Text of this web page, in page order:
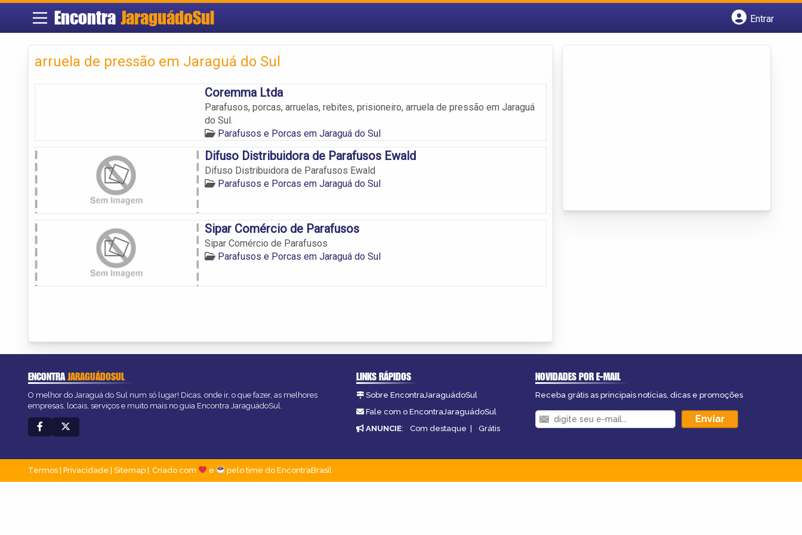
Encontra JaraguádoSul
Entrar
arruela de pressão em Jaraguá do Sul
Coremma Ltda
Parafusos, porcas, arruelas, rebites, prisioneiro, arruela de pressão em Jaraguá
do Sul.
Parafusos e Porcas em Jaraguá do Sul
Difuso Distribuidora de Parafusos Ewald
Difuso Distribuidora de Parafusos Ewald
Parafusos e Porcas em Jaraguá do Sul
Sipar Comércio de Parafusos
Sipar Comércio de Parafusos
Parafusos e Porcas em Jaraguá do Sul
ENCONTRAJARAGUÁDOSUL
O melhor do Jaraguá do Sul num só lugar! Dicas, onde ir, o que fazer, as melhores
empresas, locais, serviços e muito mais no guia Encontra JaraguádoSul.
LINKS RÁPIDOS
Sobre EncontraJaraguádoSul
Fale com o EncontraJaraguádoSul
ANUNCIE: Com destaque | Grátis
NOVIDADES POR E-MAIL
Receba grátis as principais notícias, dicas e promoções
Termos Privacidade Sitemap Criado com e pelo time do EncontraBrasil